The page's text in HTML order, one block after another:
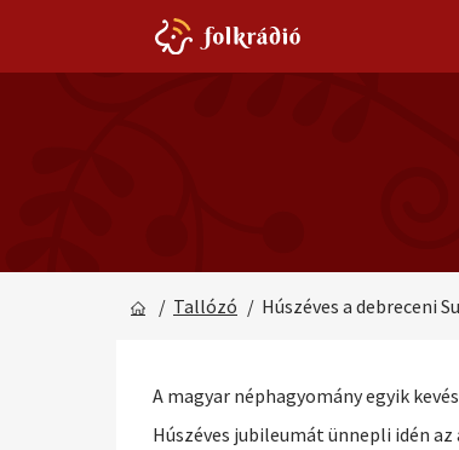
/ Tallózó / Húszéves a debreceni
A magyar néphagyomány egyik
Húszéves jubileumát ünnepli idén